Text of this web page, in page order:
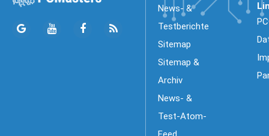
News- &
Testberichte
Sitemap
Sitemap &
Archiv
News- &
Test-Atom-